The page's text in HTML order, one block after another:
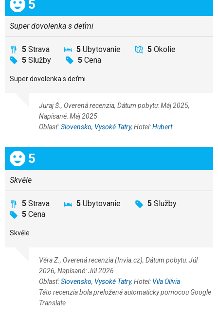
5
Super dovolenka s deťmi
5 Strava 5 Ubytovanie 5 Okolie
5 Služby 5 Cena
Super dovolenka s deťmi
Juraj Š., Overená recenzia, Dátum pobytu: Máj 2025,
Napísané: Máj 2025
Oblasť:Slovensko, Vysoké Tatry, Hotel:Hubert
Celkom:
5
Skvěle
5 Strava 5 Ubytovanie 5 Služby
5 Cena
Skvěle
Věra Z., Overená recenzia (Invia.cz), Dátum pobytu: Júl
2026, Napísané: Júl 2026
Oblasť:Slovensko, Vysoké Tatry, Hotel: Vila Olívia
Táto recenzia bola preložená automaticky pomocou Google
Translate